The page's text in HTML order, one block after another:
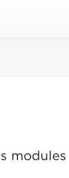
modules